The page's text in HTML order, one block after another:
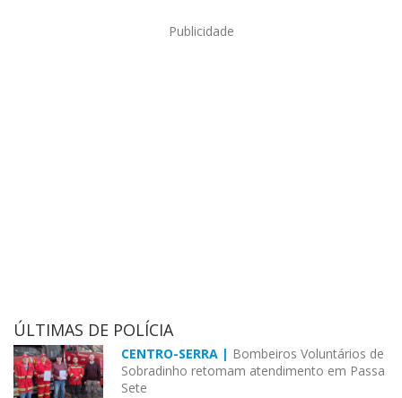
Publicidade
ÚLTIMAS DE POLÍCIA
CENTRO-SERRA | Bombeiros Voluntários de
Sobradinho retomam atendimento em Passa
Sete